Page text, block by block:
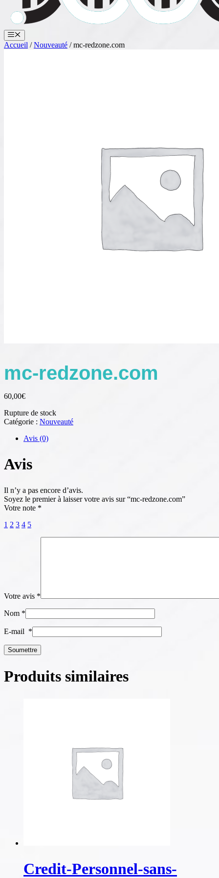
Menu
Accueil /Nouveauté / mc-redzone.com
mc-redzone.com
60,00€
Rupture de stock
Catégorie : Nouveauté
Avis (0)
Avis
Il n’y a pas encore d’avis.
Soyez le premier à laisser votre avis sur “mc-redzone.com”
Votre note *
1 2 3 4 5
Votre avis *
Nom *
E-mail *
Produits similaires
Credit-Personnel-sans-